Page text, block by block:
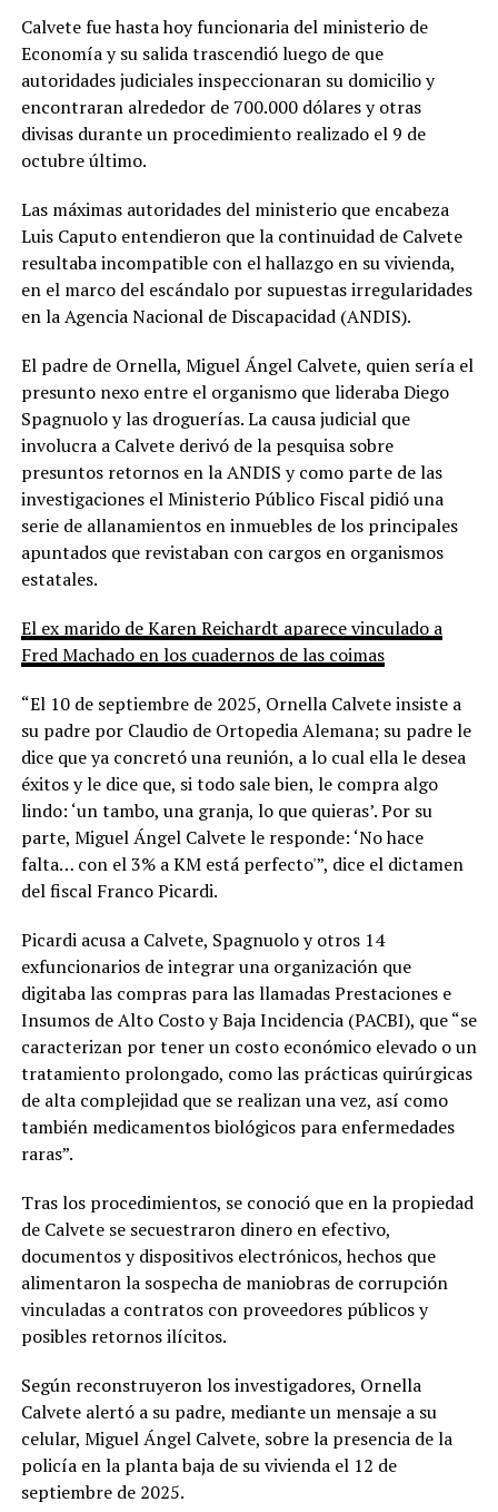
Calvete fue hasta hoy funcionaria del ministerio de
Economía y su salida trascendió luego de que
autoridades judiciales inspeccionaran su domicilio y
encontraran alrededor de 700.000 dólares y otras
divisas durante un procedimiento realizado el 9 de
octubre último.
Las máximas autoridades del ministerio que encabeza
Luis Caputo entendieron que la continuidad de Calvete
resultaba incompatible con el hallazgo en su vivienda,
en el marco del escándalo por supuestas irregularidades
en la Agencia Nacional de Discapacidad (ANDIS).
El padre de Ornella, Miguel Ángel Calvete, quien sería el
presunto nexo entre el organismo que lideraba Diego
Spagnuolo y las droguerías. La causa judicial que
involucra a Calvete derivó de la pesquisa sobre
presuntos retornos en la ANDIS y como parte de las
investigaciones el Ministerio Público Fiscal pidió una
serie de allanamientos en inmuebles de los principales
apuntados que revistaban con cargos en organismos
estatales.
El ex marido de Karen Reichardt aparece vinculado a
Fred Machado en los cuadernos de las coimas
“El 10 de septiembre de 2025, Ornella Calvete insiste a
su padre por Claudio de Ortopedia Alemana; su padre le
dice que ya concretó una reunión, a lo cual ella le desea
éxitos y le dice que, si todo sale bien, le compra algo
lindo: ‘un tambo, una granja, lo que quieras’. Por su
parte, Miguel Ángel Calvete le responde: ‘No hace
falta… con el 3% a KM está perfecto'”, dice el dictamen
del fiscal Franco Picardi.
Picardi acusa a Calvete, Spagnuolo y otros 14
exfuncionarios de integrar una organización que
digitaba las compras para las llamadas Prestaciones e
Insumos de Alto Costo y Baja Incidencia (PACBI), que “se
caracterizan por tener un costo económico elevado o un
tratamiento prolongado, como las prácticas quirúrgicas
de alta complejidad que se realizan una vez, así como
también medicamentos biológicos para enfermedades
raras”.
Tras los procedimientos, se conoció que en la propiedad
de Calvete se secuestraron dinero en efectivo,
documentos y dispositivos electrónicos, hechos que
alimentaron la sospecha de maniobras de corrupción
vinculadas a contratos con proveedores públicos y
posibles retornos ilícitos.
Según reconstruyeron los investigadores, Ornella
Calvete alertó a su padre, mediante un mensaje a su
celular, Miguel Ángel Calvete, sobre la presencia de la
policía en la planta baja de su vivienda el 12 de
septiembre de 2025.